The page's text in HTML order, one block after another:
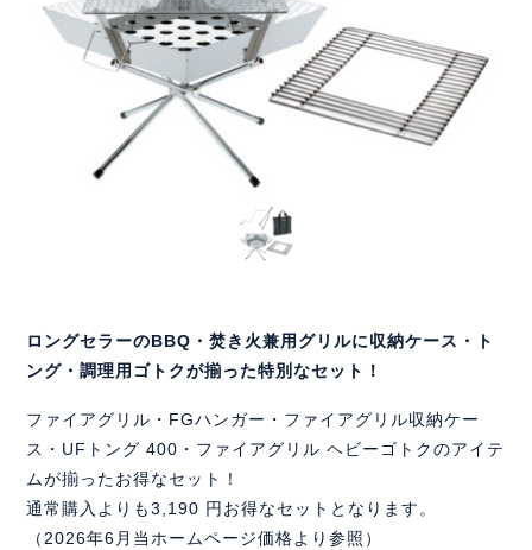
ロングセラーのBBQ・焚き火兼用グリルに収納ケース・ト
ング・調理用ゴトクが揃った特別なセット！
ファイアグリル・FGハンガー・ファイアグリル収納ケー
ス・UFトング 400・ファイアグリル ヘビーゴトクのアイテ
ムが揃ったお得なセット！
通常購入よりも3,190 円お得なセットとなります。
（2026年6月当ホームページ価格より参照）